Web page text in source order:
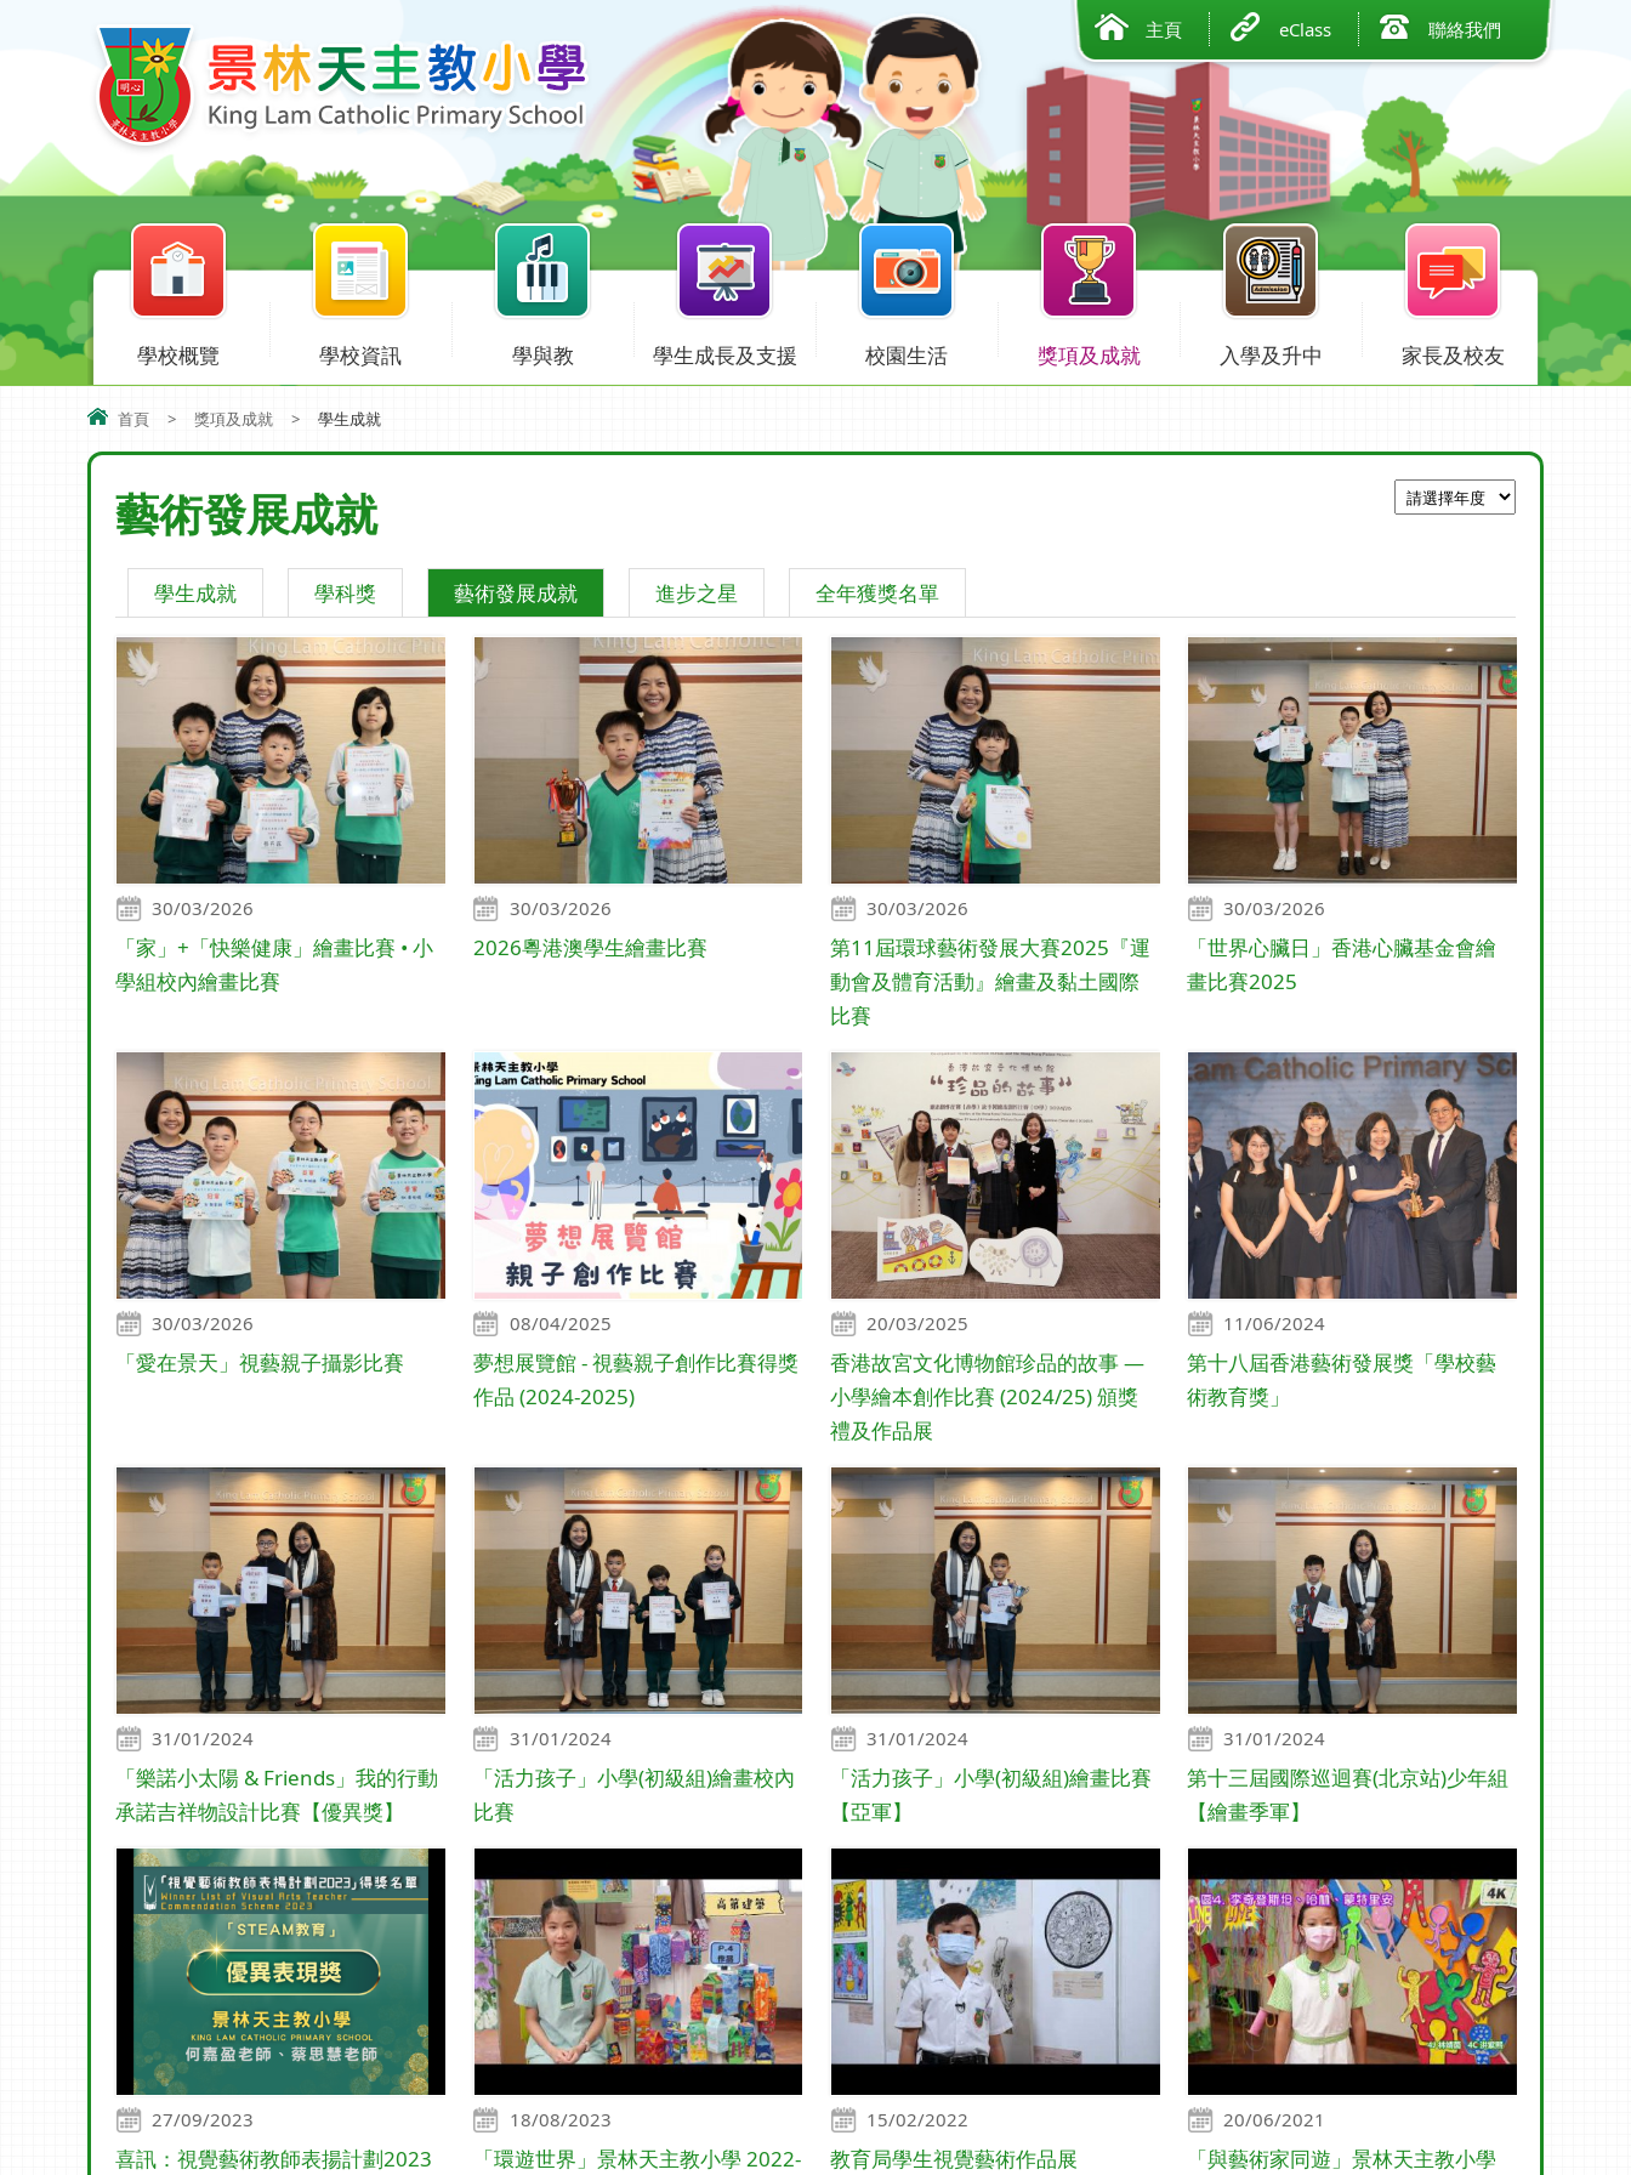
主頁 eClass 聯絡我們
學校概覽 學校資訊 學與教 學生成長及支援 校園生活 獎項及成就 入學及升中 家長及校友
首頁 > 獎項及成就 > 學生成就
藝術發展成就
學生成就 學科獎 藝術發展成就 進步之星 全年獲獎名單
30/03/2026
「家」+「快樂健康」繪畫比賽 • 小
學組校內繪畫比賽
30/03/2026
2026粵港澳學生繪畫比賽
30/03/2026
第11屆環球藝術發展大賽2025『運
動會及體育活動』繪畫及黏土國際
比賽
30/03/2026
「世界心臟日」香港心臟基金會繪
畫比賽2025
30/03/2026
「愛在景天」視藝親子攝影比賽
08/04/2025
夢想展覽館 - 視藝親子創作比賽得獎
作品 (2024-2025)
20/03/2025
香港故宮文化博物館珍品的故事 —
小學繪本創作比賽 (2024/25) 頒獎
禮及作品展
11/06/2024
第十八屆香港藝術發展獎「學校藝
術教育獎」
31/01/2024
「樂諾小太陽 & Friends」我的行動
承諾吉祥物設計比賽【優異獎】
31/01/2024
「活力孩子」小學(初級組)繪畫校內
比賽
31/01/2024
「活力孩子」小學(初級組)繪畫比賽
【亞軍】
31/01/2024
第十三屆國際巡迴賽(北京站)少年組
【繪畫季軍】
27/09/2023
喜訊：視覺藝術教師表揚計劃2023
18/08/2023
「環遊世界」景林天主教小學 2022-
15/02/2022
教育局學生視覺藝術作品展
20/06/2021
「與藝術家同遊」景林天主教小學